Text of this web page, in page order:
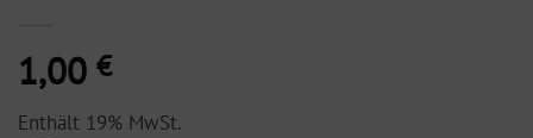
1,00 €
Enthält 19% MwSt.